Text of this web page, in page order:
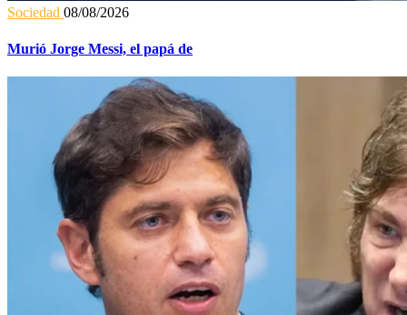
Sociedad 08/08/2026
Murió Jorge Messi, el papá de